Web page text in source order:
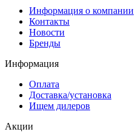
Информация о компании
Контакты
Новости
Бренды
Информация
Оплата
Доставка/установка
Ищем дилеров
Акции